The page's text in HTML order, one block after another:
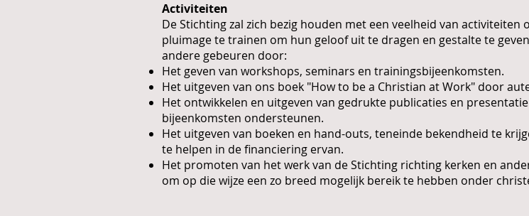
Activiteiten
De Stichting zal zich bezig houden met een veelheid van
pluimage te trainen om hun geloof uit te dragen en gestalte te
andere gebeuren door:
Het geven van workshops, seminars en trainingsbijeenkomsten.
Het uitgeven van ons boek "How to be a Christian at Work" door
Het ontwikkelen en uitgeven van gedrukte publicaties en
bijeenkomsten ondersteunen.
Het uitgeven van boeken en hand-outs, teneinde bekendheid te
te helpen in de financiering ervan.
Het promoten van het werk van de Stichting richting kerken en
om op die wijze een zo breed mogelijk bereik te hebben onder